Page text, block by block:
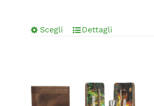
Scegli Dettagli